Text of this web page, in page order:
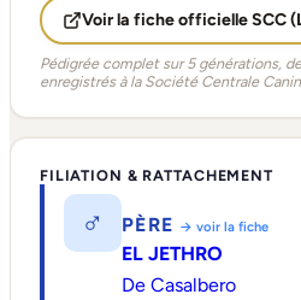
Voir la fiche officielle SCC
Pédigrée complet sur 5 générations,
enregistrés à la Société Centrale
FILIATION & RATTACHEMENT
♂ PÈRE → voir la fiche
EL JETHRO
De Casalbero